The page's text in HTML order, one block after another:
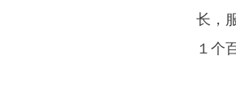
长，
１个